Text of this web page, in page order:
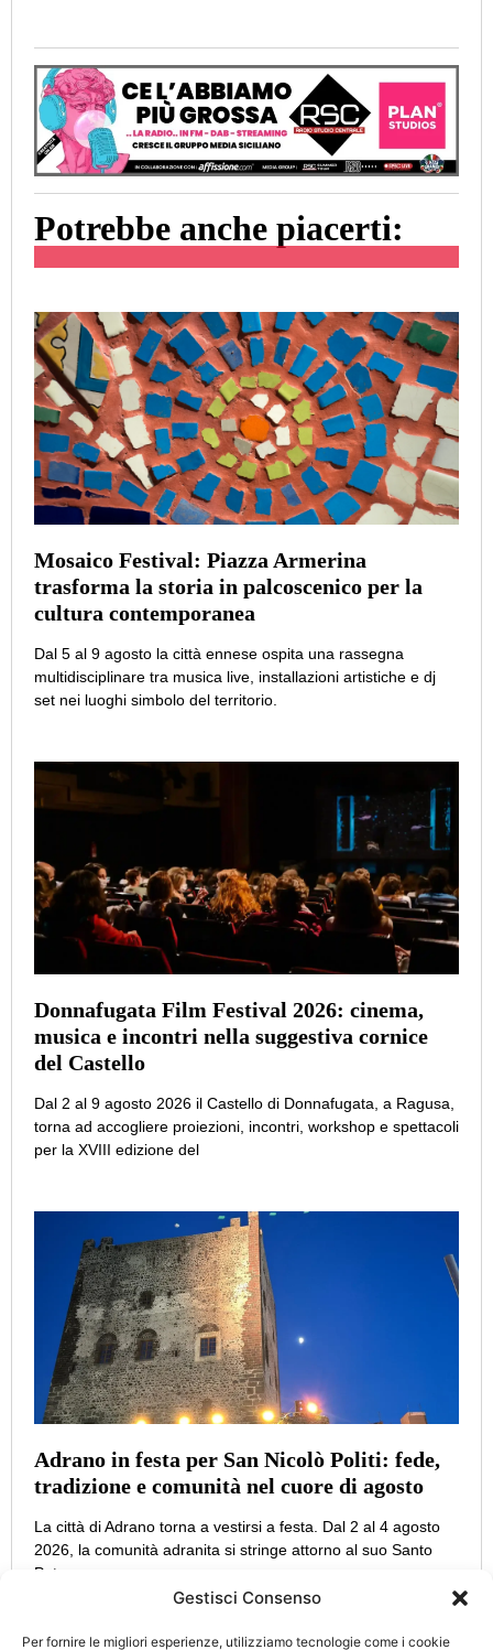
Gestisci Consenso
Per fornire le migliori esperienze, utilizziamo tecnologie come i cookie
Potrebbe anche piacerti:
Mosaico Festival: Piazza Armerina
trasforma la storia in palcoscenico per la
cultura contemporanea
Dal 5 al 9 agosto la città ennese ospita una rassegna
multidisciplinare tra musica live, installazioni artistiche e dj
set nei luoghi simbolo del territorio.
Donnafugata Film Festival 2026: cinema,
musica e incontri nella suggestiva cornice
del Castello
Dal 2 al 9 agosto 2026 il Castello di Donnafugata, a Ragusa,
torna ad accogliere proiezioni, incontri, workshop e spettacoli
per la XVIII edizione del
Adrano in festa per San Nicolò Politi: fede,
tradizione e comunità nel cuore di agosto
La città di Adrano torna a vestirsi a festa. Dal 2 al 4 agosto
2026, la comunità adranita si stringe attorno al suo Santo
Patrono,